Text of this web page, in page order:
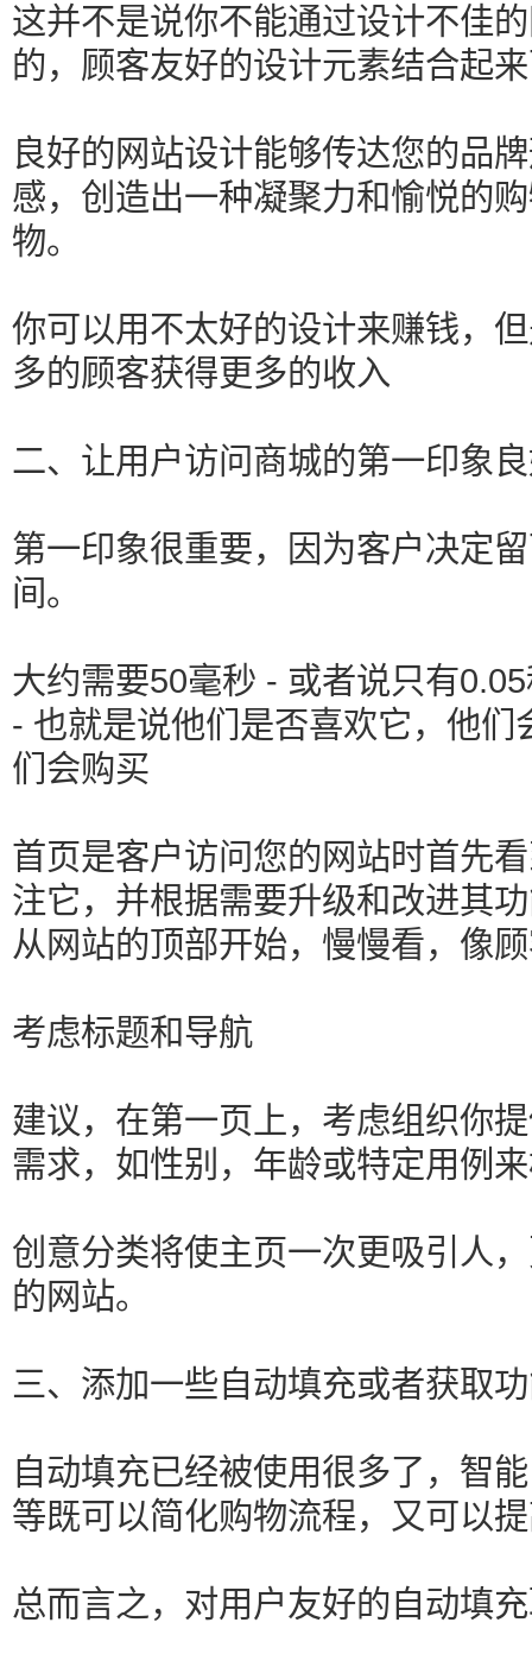
这并不是说你不能通过设计不佳
的，顾客友好的设计元素结合起
良好的网站设计能够传达您的品
感，创造出一种凝聚力和愉悦的
物。
你可以用不太好的设计来赚钱，
多的顾客获得更多的收入
二、让用户访问商城的第一印象
第一印象很重要，因为客户决定
间。
大约需要50毫秒 - 或者说只有
- 也就是说他们是否喜欢它，他
们会购买
首页是客户访问您的网站时首先
注它，并根据需要升级和改进其
从网站的顶部开始，慢慢看，像
考虑标题和导航
建议，在第一页上，考虑组织你
需求，如性别，年龄或特定用例
创意分类将使主页一次更吸引人
的网站。
三、添加一些自动填充或者获取
自动填充已经被使用很多了，智
等既可以简化购物流程，又可以
总而言之，对用户友好的自动填